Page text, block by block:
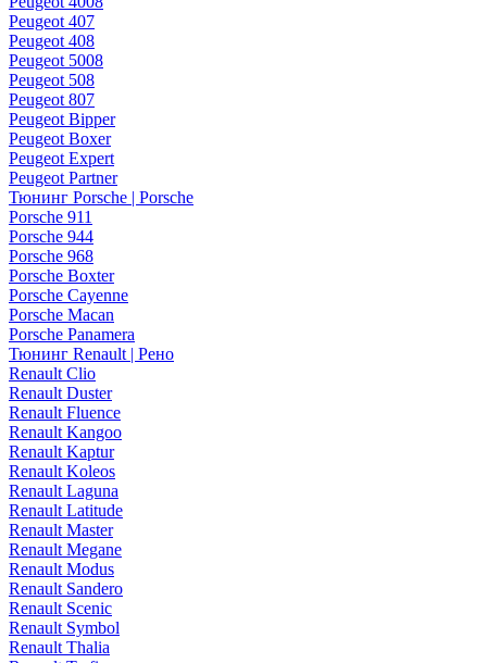
Peugeot 407
Peugeot 408
Peugeot 5008
Peugeot 508
Peugeot 807
Peugeot Bipper
Peugeot Boxer
Peugeot Expert
Peugeot Partner
Тюнинг Porsche | Porsche
Porsche 911
Porsche 944
Porsche 968
Porsche Boxter
Porsche Cayenne
Porsche Macan
Porsche Panamera
Тюнинг Renault | Рено
Renault Clio
Renault Duster
Renault Fluence
Renault Kangoo
Renault Kaptur
Renault Koleos
Renault Laguna
Renault Latitude
Renault Master
Renault Megane
Renault Modus
Renault Sandero
Renault Scenic
Renault Symbol
Renault Thalia